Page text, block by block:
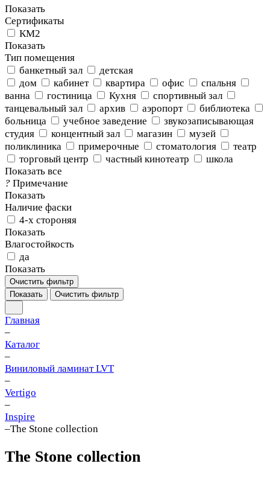
Показать
Сертификаты
КМ2
Показать
Тип помещения
банкетный зал
детская
дом
кабинет квартира офис
спальня
ванна
гостиница Кухня
спортивный зал
танцевальный зал
архив аэропорт
библиотека
больница
учебное заведение
звукозаписывающая
студия
концентный зал магазин
музей
поликлиника
примерочные стоматология
театр
торговый центр
частный кинотеатр
школа
Показать все
? Примечание
Показать
Наличие фаски
4-х стороняя
Показать
Влагостойкость
да
Показать
Очистить фильтр
Показать
Очистить фильтр
Главная
–
Каталог
–
Виниловый ламинат LVT
–
Vertigo
–
Inspire
–The Stone collection
The Stone collection